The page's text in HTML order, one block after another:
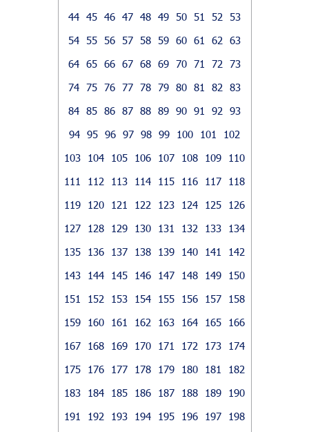
44 45 46 47 48 49 50 51 52
53
54
55 56 57 58 59 60 61 62
63
64 65 66 67 68 69 70 71 72
73
74 75 76 77 78 79 80 81 82
83
84 85 86 87 88 89 90 91 92
93
94 95 96 97 98 99 100 101
102
103
104 105 106 107 108 109
110
111
112 113 114 115 116 117
118
119
120 121 122 123 124 125
126
127
128 129 130 131 132 133
134
135
136 137 138 139 140 141
142
143
144 145 146 147 148 149
150
151
152 153 154 155 156 157
158
159
160 161 162 163 164 165
166
167
168 169 170 171 172 173
174
175
176 177 178 179 180 181
182
183
184 185 186 187 188 189
190
191
192 193 194 195 196 197
198